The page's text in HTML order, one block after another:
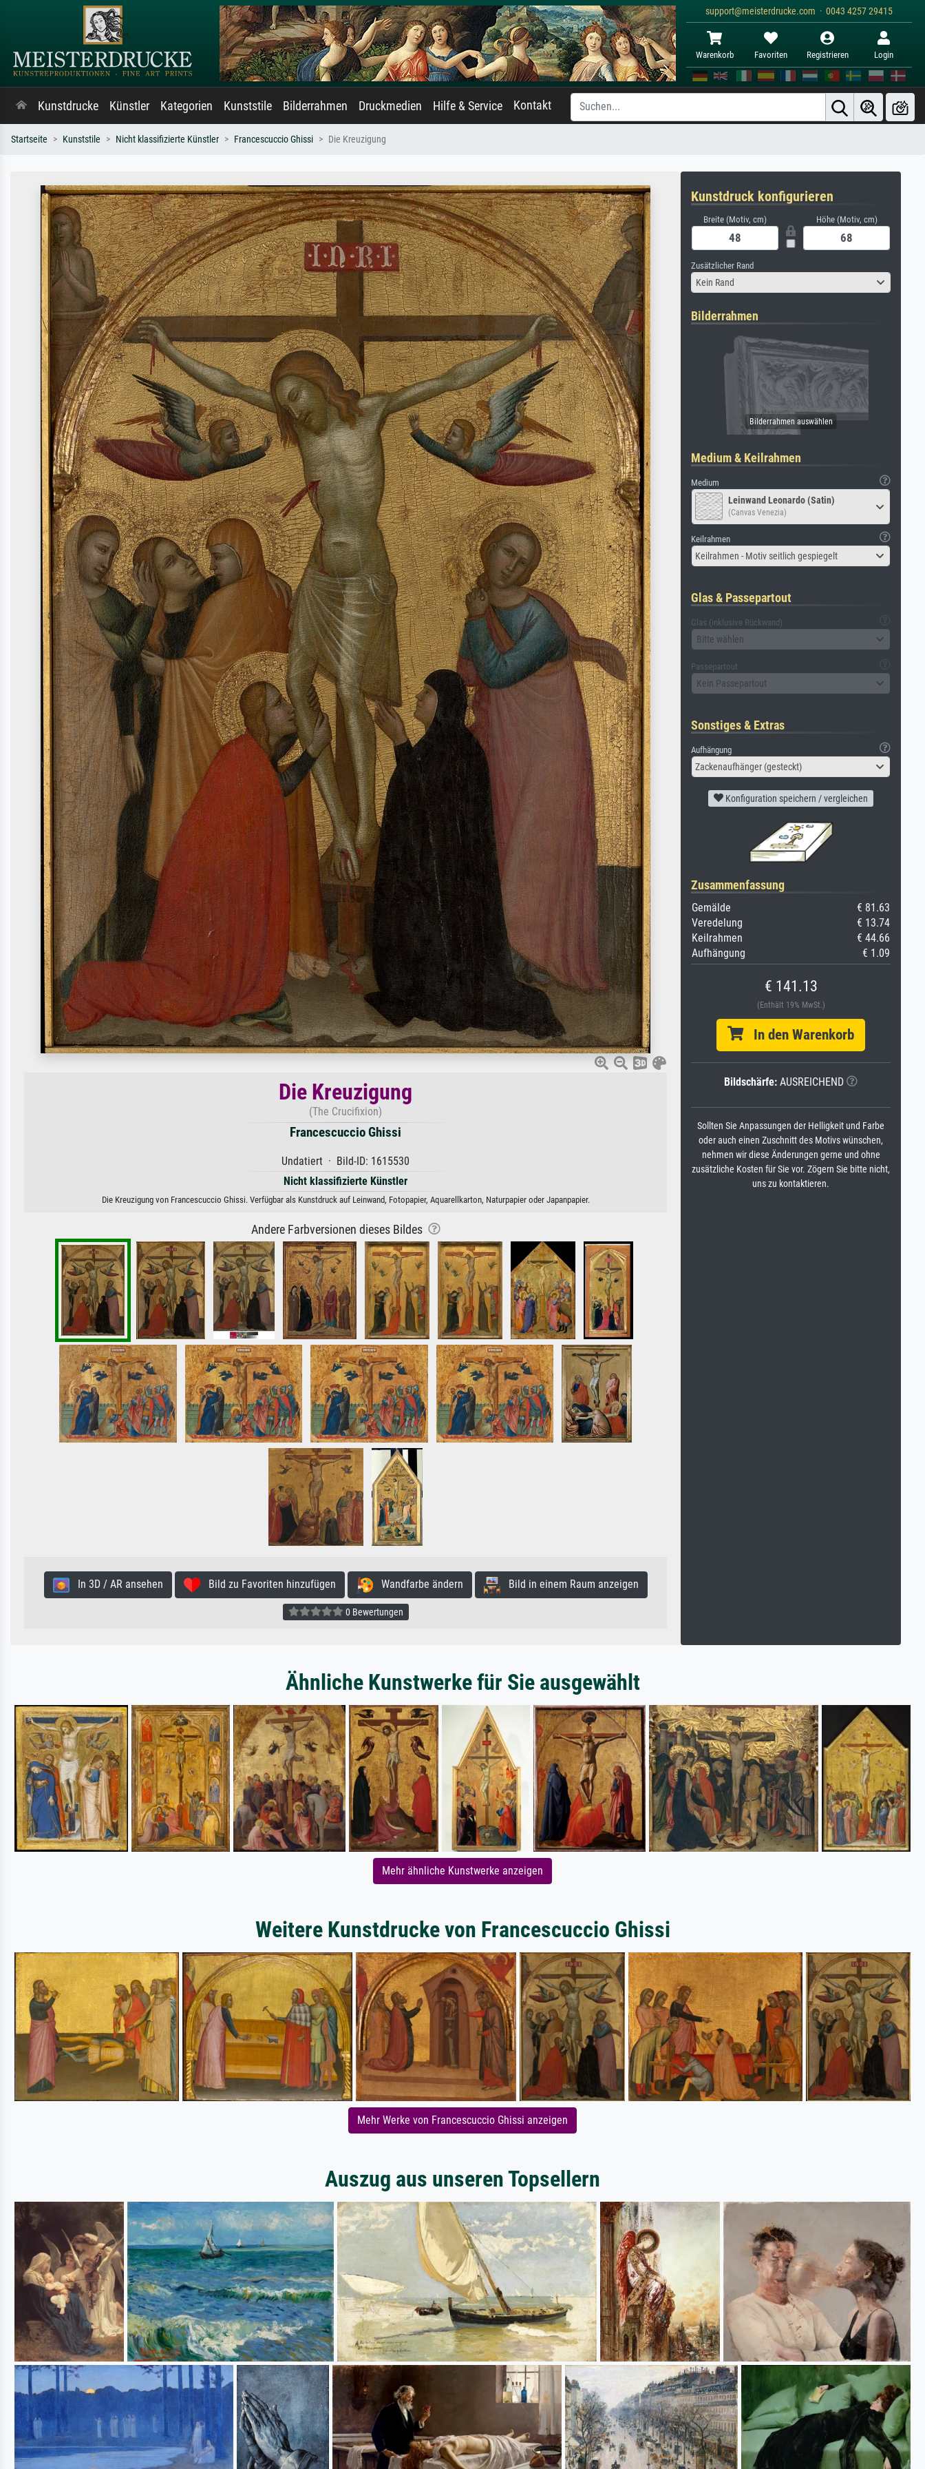
support@meisterdrucke.com · 0043 4257 29415
Warenkorb Favoriten Registrieren Login
Kunstdrucke Künstler Kategorien Kunststile Bilderrahmen Druckmedien Hilfe & Service Kontakt
Startseite Kunststile Nicht klassifizierte Künstler Francescuccio Ghissi Die Kreuzigung
Die Kreuzigung
(The Crucifixion)
Francescuccio Ghissi
Undatiert · Bild-ID: 1615530
Nicht klassifizierte Künstler
Die Kreuzigung von Francescuccio Ghissi. Verfügbar als Kunstdruck auf Leinwand, Fotopapier, Aquarellkarton, Naturpapier oder Japanpapier.
Andere Farbversionen dieses Bildes
In 3D / AR ansehen Bild zu Favoriten hinzufügen Wandfarbe ändern Bild in einem Raum anzeigen
0 Bewertungen
Kunstdruck konfigurieren
Breite (Motiv, cm) Höhe (Motiv, cm)
Zusätzlicher Rand
Kein Rand
Bilderrahmen
Medium & Keilrahmen
Medium
Leinwand Leonardo (Satin)
(Canvas Venezia)
Keilrahmen
Keilrahmen - Motiv seitlich gespiegelt
Glas & Passepartout
Glas (inklusive Rückwand)
Bitte wählen
Passepartout
Kein Passepartout
Sonstiges & Extras
Aufhängung
Zackenaufhänger (gesteckt)
Konfiguration speichern / vergleichen
Zusammenfassung
Gemälde
€ 81.63
Veredelung
€ 13.74
Keilrahmen
€ 44.66
Aufhängung
€ 1.09
€ 141.13
(Enthält 19% MwSt.)
In den Warenkorb
Bildschärfe: AUSREICHEND
Sollten Sie Anpassungen der Helligkeit und Farbe
oder auch einen Zuschnitt des Motivs wünschen,
nehmen wir diese Änderungen gerne und ohne
zusätzliche Kosten für Sie vor. Zögern Sie bitte nicht,
uns zu kontaktieren.
Ähnliche Kunstwerke für Sie ausgewählt
Mehr ähnliche Kunstwerke anzeigen
Weitere Kunstdrucke von Francescuccio Ghissi
Mehr Werke von Francescuccio Ghissi anzeigen
Auszug aus unseren Topsellern